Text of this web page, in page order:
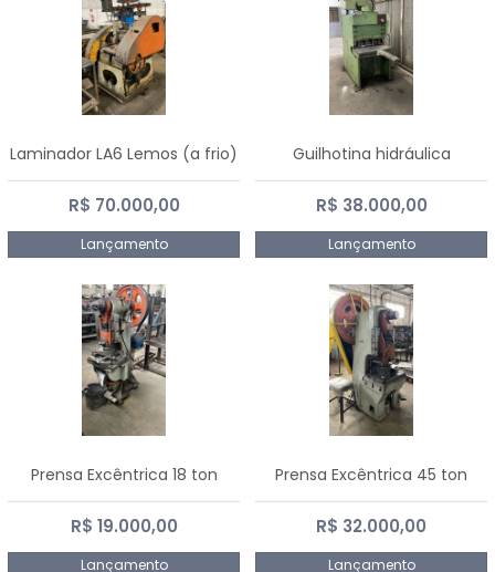
Laminador LA6 Lemos (a frio)
R$ 70.000,00
Lançamento
Guilhotina hidráulica
R$ 38.000,00
Lançamento
Prensa Excêntrica 18 ton
R$ 19.000,00
Lançamento
Prensa Excêntrica 45 ton
R$ 32.000,00
Lançamento